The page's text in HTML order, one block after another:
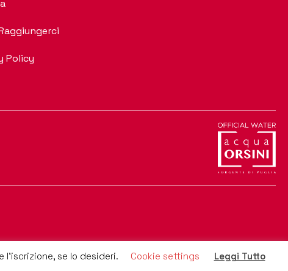
Policy
l'iscrizione, se lo desideri. Cookie settings Leggi Tutto